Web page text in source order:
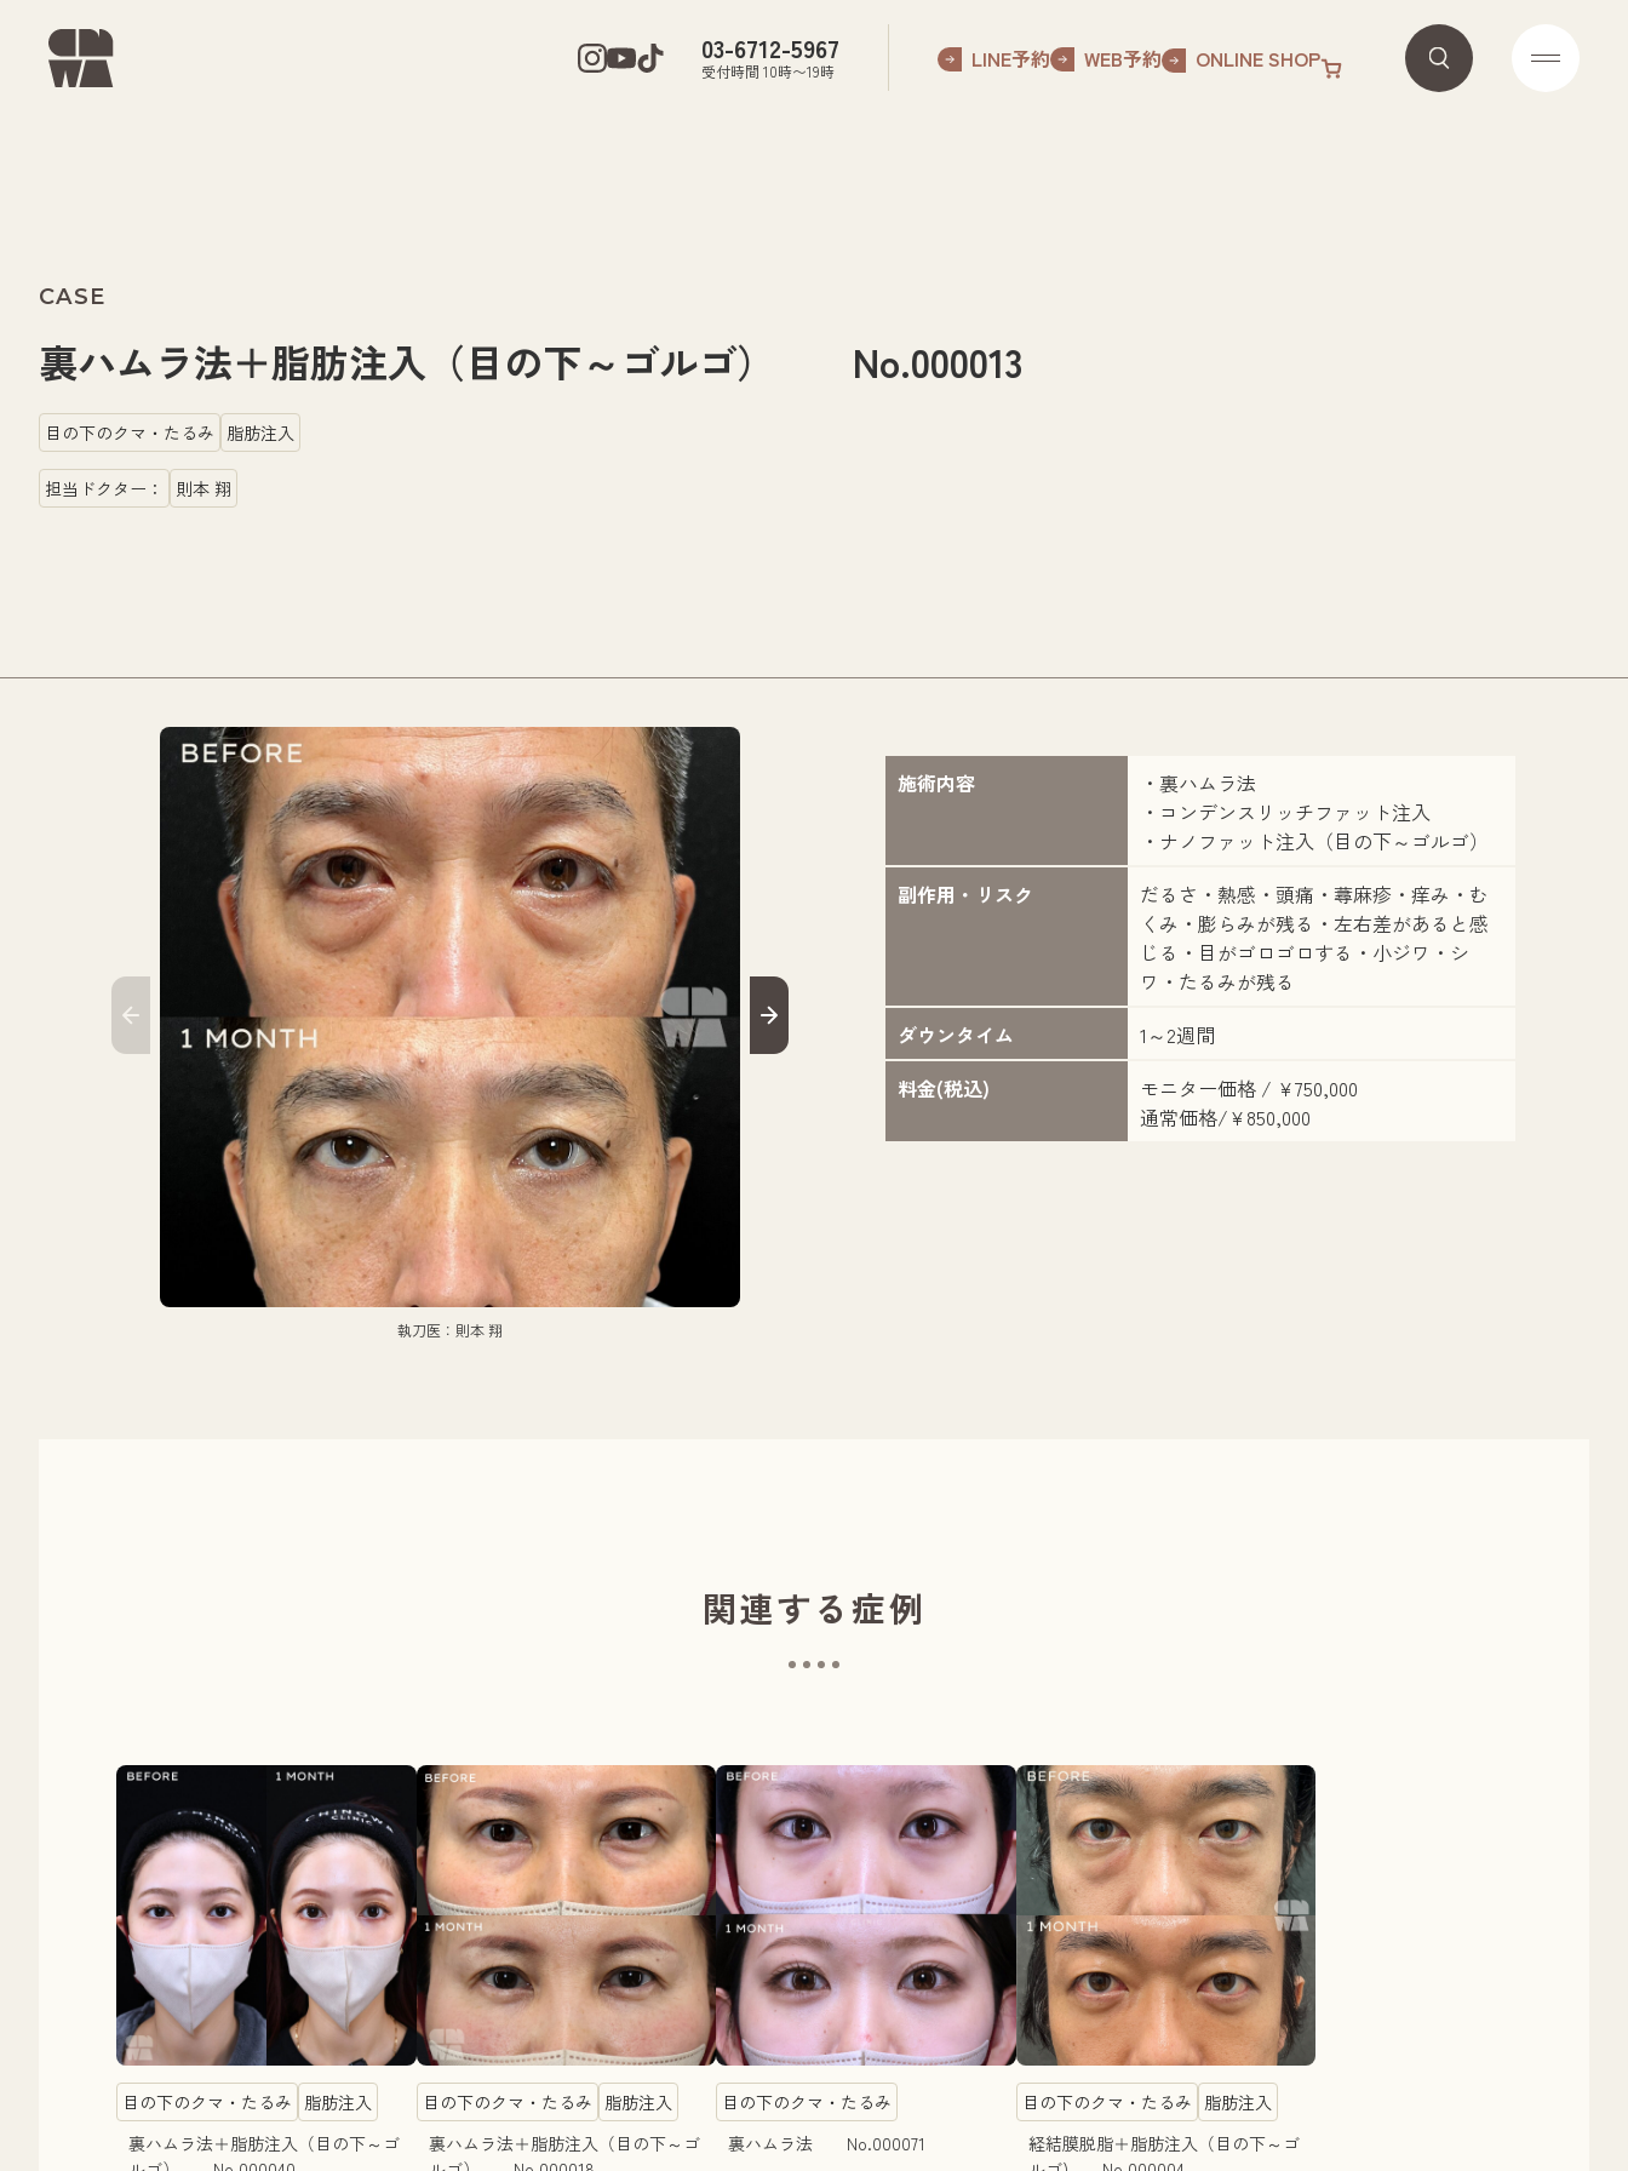
03-6712-5967
受付時間 10時〜19時 LINE予約 WEB予約 ONLINE SHOP
CASE
裏ハムラ法＋脂肪注入（目の下～ゴルゴ） No.000013
目の下のクマ・たるみ 脂肪注入
担当ドクター： 則本 翔
執刀医：則本 翔
施術内容
・裏ハムラ法
・コンデンスリッチファット注入
・ナノファット注入（目の下～ゴルゴ）
副作用・リスク
だるさ・熱感・頭痛・蕁麻疹・痒み・む
くみ・膨らみが残る・左右差があると感
じる・目がゴロゴロする・小ジワ・シ
ワ・たるみが残る
ダウンタイム
1～2週間
料金(税込)
モニター価格 / ¥750,000
通常価格/¥850,000
関連する症例
目の下のクマ・たるみ 脂肪注入
裏ハムラ法＋脂肪注入（目の下～ゴ
目の下のクマ・たるみ 脂肪注入
裏ハムラ法＋脂肪注入（目の下～ゴ
目の下のクマ・たるみ
裏ハムラ法 No.000071
目の下のクマ・たるみ 脂肪注入
経結膜脱脂＋脂肪注入（目の下～ゴ